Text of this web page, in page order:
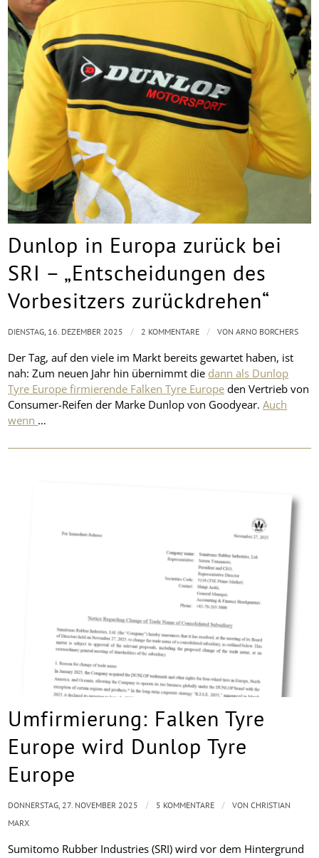
Dunlop in Europa zurück bei
SRI – „Entscheidungen des
Vorbesitzers zurückdrehen“
Der Tag, auf den viele im Markt bereits gewartet haben, ist
nah: Zum neuen Jahr hin übernimmt die dann als Dunlop
Tyre Europe firmierende Falken Tyre Europe den Vertrieb von
Consumer-Reifen der Marke Dunlop von Goodyear.Auch
wenn …
DIENSTAG, 16. DEZEMBER 2025 / 2 KOMMENTARE / VONARNO BORCHERS
Umfirmierung: Falken Tyre
Europe wird Dunlop Tyre
Europe
Sumitomo Rubber Industries (SRI) wird vor dem Hintergrund
DONNERSTAG, 27. NOVEMBER 2025 / 5 KOMMENTARE / VONCHRISTIAN
MARX